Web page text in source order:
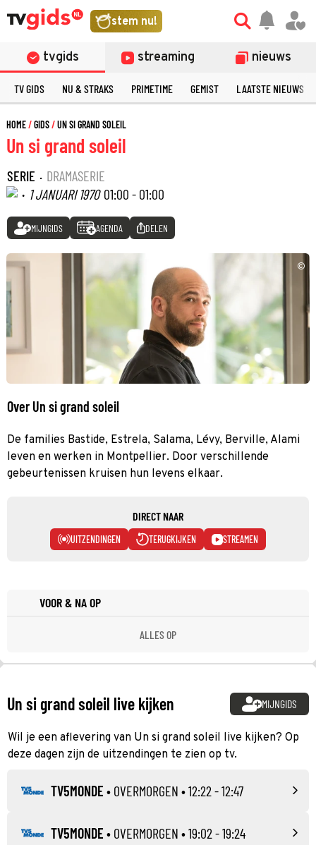
stem nu!
tvgids streaming nieuws
TV GIDS NU & STRAKS PRIMETIME GEMIST LAATSTE NIEUWS
HOME GIDS UN SI GRAND SOLEIL
Un si grand soleil
SERIE · DRAMASERIE
· 1 JANUARI 1970 01:00 - 01:00
MIJNGIDS AGENDA DELEN
©
Over Un si grand soleil
De families Bastide, Estrela, Salama, Lévy, Berville, Alami
leven en werken in Montpellier. Door verschillende
gebeurtenissen kruisen hun levens elkaar.
DIRECT NAAR
UITZENDINGEN TERUGKIJKEN STREAMEN
VOOR & NA OP
ALLES OP
Un si grand soleil live kijken MIJNGIDS
Wil je een aflevering van Un si grand soleil live kijken? Op
deze dagen zijn de uitzendingen te zien op tv.
TV5MONDE • OVERMORGEN • 12:22 - 12:47
TV5MONDE • OVERMORGEN • 19:02 - 19:24